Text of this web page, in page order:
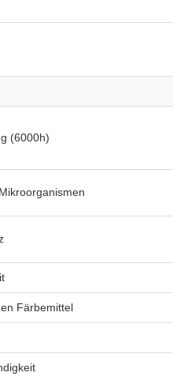
(6000h)
Färbemittel